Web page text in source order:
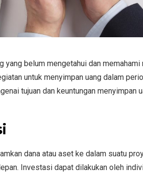
yang belum mengetahui dan
untuk menyimpan uang dalam
tujuan dan keuntungan menyimpan
dana atau aset ke dalam suatu
Investasi dapat dilakukan oleh